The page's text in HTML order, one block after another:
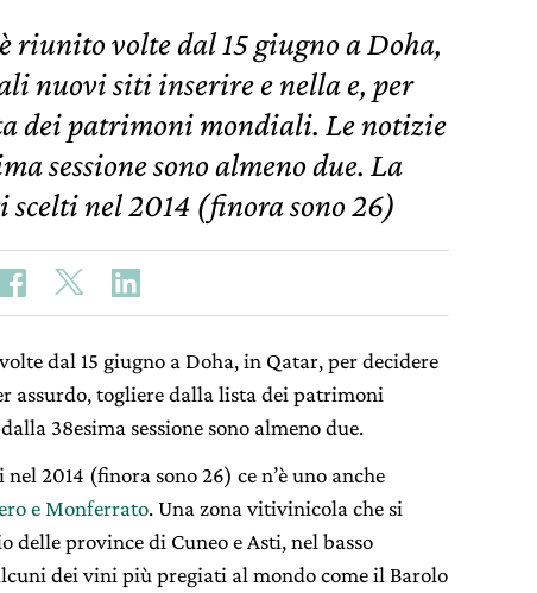
riunito volte dal 15 giugno a Doha,
nuovi siti inserire e nella e, per
dei patrimoni mondiali. Le notizie
sessione sono almeno due. La
nel 2014 (finora sono 26)
dal 15 giugno a Doha, in Qatar, per decidere
assurdo, togliere dalla lista dei patrimoni
38esima sessione sono almeno due.
2014 (finora sono 26) ce n’è uno anche
e Monferrato. Una zona vitivinicola che si
province di Cuneo e Asti, nel basso
dei vini più pregiati al mondo come il Barolo